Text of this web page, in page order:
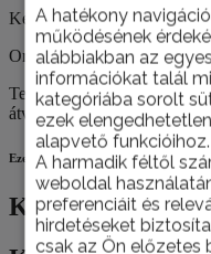
A hatékony
működésének
alábbiakban az
információkat talál
kategóriába sorolt
ezek
alapvető funkcióihoz.
A harmadik féltől
weboldal
preferenciáit és
hirdetéseket
csak az Ön előzetes
Kérje építkezéséhez,
Országos házhoz szállítás
Termékeinket nemcsak
átvenni, hanem házhoz is
Ezek is érdekelhetik
Kapcsolódó